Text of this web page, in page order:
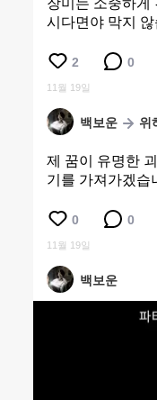
장미는 소중하게
시다면야 막지
2 0
11월 19일
백보운 위
제 꿈이 유명한
기를 가져가겠습
0 0
11월 19일
백보운